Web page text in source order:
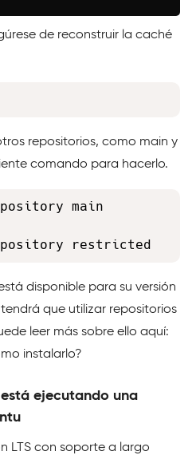
de reconstruir la caché
repositorios, como main y
comando para hacerlo.
main
restricted
disponible para su versión
que utilizar repositorios
leer más sobre ello aquí:
instalarlo?
ejecutando una
LTS con soporte a largo